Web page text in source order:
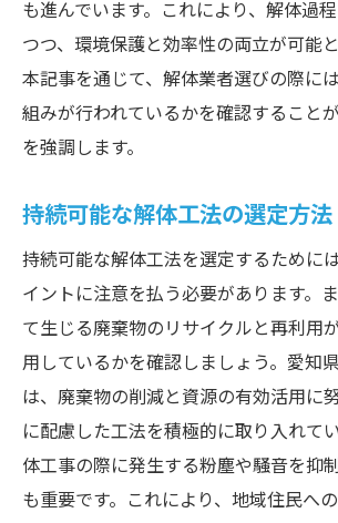
も進んでいます。これにより、解体過
つつ、環境保護と効率性の両立が可能と
本記事を通じて、解体業者選びの際に
組みが行われているかを確認すること
を強調します。
持続可能な解体工法の選定方法
持続可能な解体工法を選定するために
イントに注意を払う必要があります。
て生じる廃棄物のリサイクルと再利用
用しているかを確認しましょう。愛知
は、廃棄物の削減と資源の有効活用に
に配慮した工法を積極的に取り入れて
体工事の際に発生する粉塵や騒音を抑
も重要です。これにより、地域住民へ